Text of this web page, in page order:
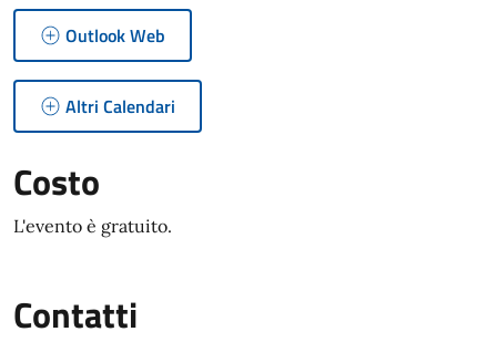
Outlook Web
Altri Calendari
Costo
L'evento è gratuito.
Contatti